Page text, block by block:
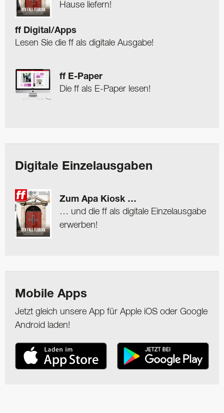
Hause liefern!
ff Digital/Apps
Lesen Sie die ff als digitale Ausgabe!
ff E-Paper
Die ff als E-Paper lesen!
Digitale Einzelausgaben
Zum Apa Kiosk …
… und die ff als digitale Einzelausgabe
erwerben!
Mobile Apps
Jetzt gleich unsere App für Apple iOS oder Google
Android laden!